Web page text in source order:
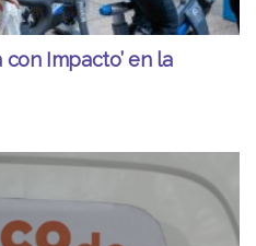
con Impacto’ en la